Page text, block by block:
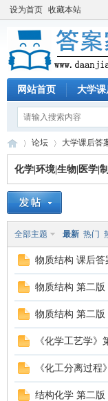
设为首页 收藏本站
网站首页 大学
»
论坛
›
大学课后答
化学|环境|生物|医学|
全部主题 最新 热门
物质结构 课后
物质结构 第二
物质结构 第二
《化学工艺学
《化工分离过
结构化学 第二